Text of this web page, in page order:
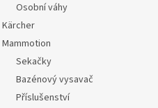
Osobní váhy
Kärcher
Mammotion
Sekačky
Bazénový vysavač
Příslušenství